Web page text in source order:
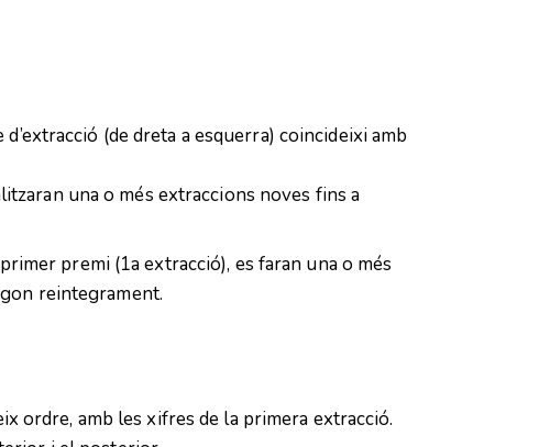
(de dreta a esquerra) coincideixi amb
una o més extraccions noves fins a
premi (1a extracció), es faran una o més
reintegrament.
ordre, amb les xifres de la primera extracció.